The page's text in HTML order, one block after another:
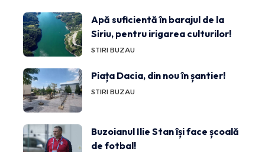
Apă suficientă în barajul de la
Siriu, pentru irigarea culturilor!
STIRI BUZAU
Piața Dacia, din nou în șantier!
STIRI BUZAU
Buzoianul Ilie Stan își face școală
de fotbal!